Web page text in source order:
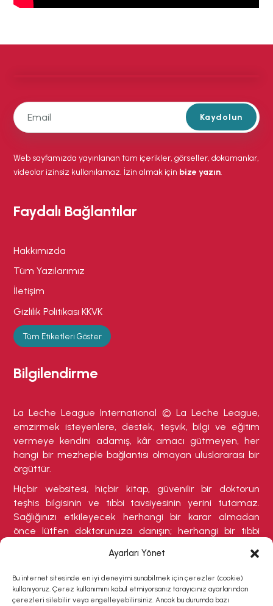
Ayarları Yönet
Bu internet sitesinde en iyi deneyimi sunabilmek için çerezler (cookie)
kullanıyoruz. Çerez kullanımını kabul etmiyorsanız tarayıcınız ayarlarından
çerezleri silebilir veya engelleyebilirsiniz. Ancak bu durumda bazı
Kaydolun
Web sayfamızda yayınlanan tüm içerikler, görseller, dokümanlar,
videolar izinsiz kullanılamaz. İzin almak için bize yazın.
Faydalı Bağlantılar
Hakkımızda
Tüm Yazılarımız
İletişim
Gizlilik Politikası KKVK
Tüm Etiketleri Göster
Bilgilendirme
La Leche League International © La Leche League,
emzirmek isteyenlere, destek, teşvik, bilgi ve eğitim
vermeye kendini adamış, kâr amacı gütmeyen, her
hangi bir mezheple bağlantısı olmayan uluslararası bir
örgüttür.
Hiçbir websitesi, hiçbir kitap, güvenilir bir doktorun
teşhis bilgisinin ve tıbbi tavsiyesinin yerini tutamaz.
Sağlığınızı etkileyecek herhangi bir karar almadan
önce lütfen doktorunuza danışın; herhangi bir tıbbi
gerektirebilecek herhangi bir belirti varsa buna özellikle